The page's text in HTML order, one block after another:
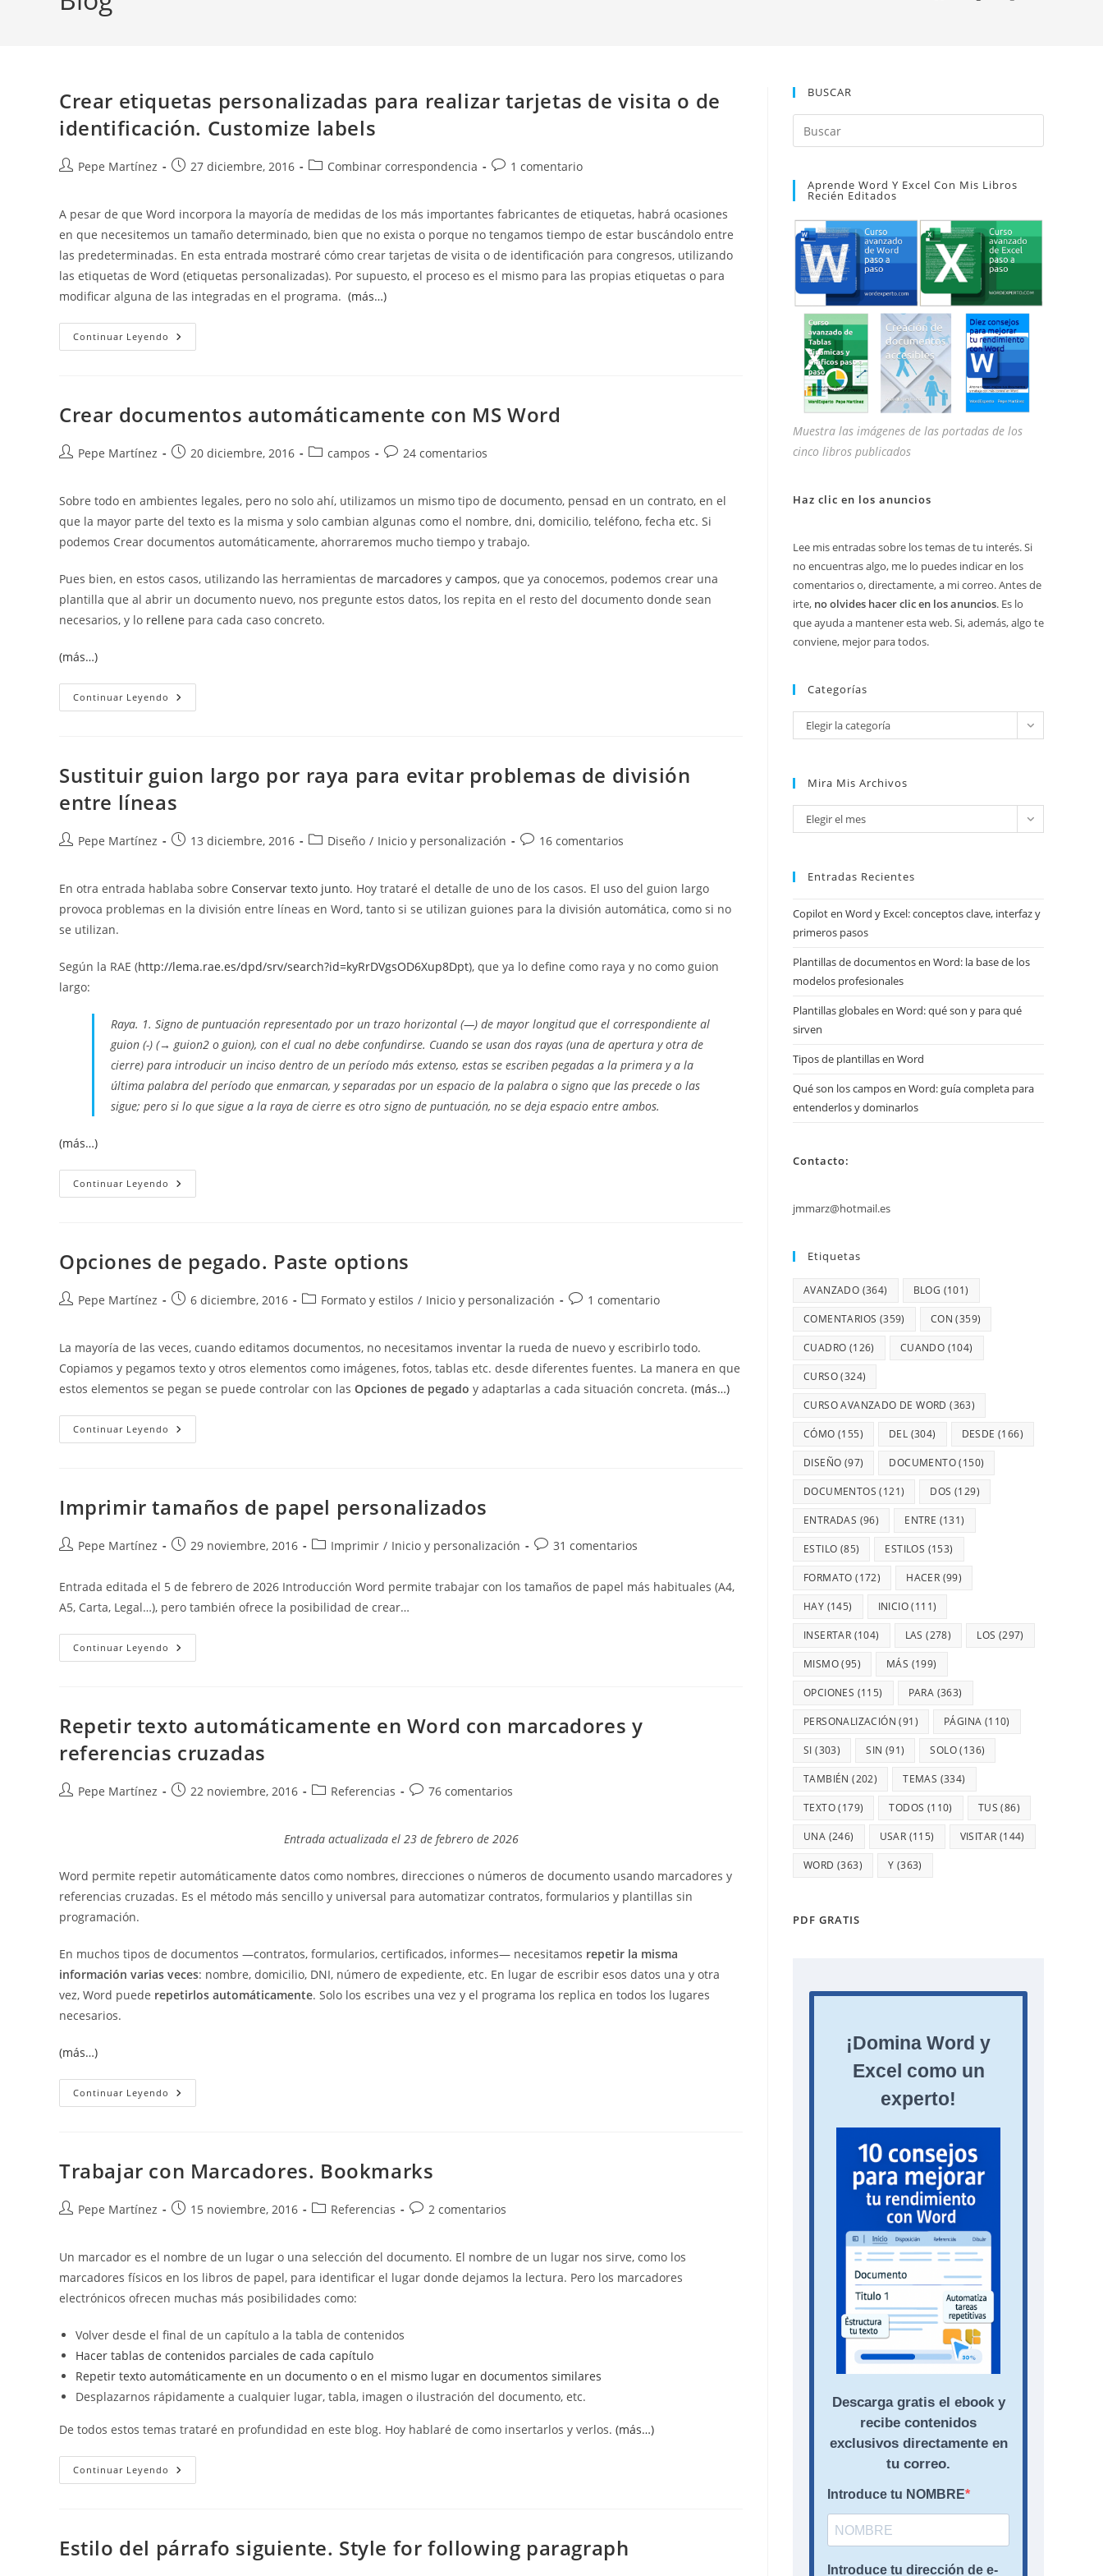
Crear etiquetas personalizadas para realizar tarjetas de visita o de
identificación. Customize labels
Autor
entrada:
Pepe Martínez
Publicación
entrada:
27 diciembre, 2016
Categoría
entrada:
Combinar correspondencia
Comentarios
entrada:
1 comentario
A pesar de que Word incorpora la mayoría de medidas de los más importantes fabricantes de etiquetas, habrá ocasiones
en que necesitemos un tamaño determinado, bien que no exista o porque no tengamos tiempo de estar buscándolo entre
las predeterminadas. En esta entrada mostraré cómo crear tarjetas de visita o de identificación para congresos, utilizando
las etiquetas de Word (etiquetas personalizadas). Por supuesto, el proceso es el mismo para las propias etiquetas o para
modificar alguna de las integradas en el programa. (más…)
Continuar Leyendo Crear
Etiquetas
Visita
Identificación.
Customize
Crear documentos automáticamente con MS Word
Autor
entrada:
Pepe Martínez
Publicación
entrada:
20 diciembre, 2016
Categoría
entrada:
campos
Comentarios
entrada:
24 comentarios
Sobre todo en ambientes legales, pero no solo ahí, utilizamos un mismo tipo de documento, pensad en un contrato, en el
que la mayor parte del texto es la misma y solo cambian algunas como el nombre, dni, domicilio, teléfono, fecha etc. Si
podemos Crear documentos automáticamente, ahorraremos mucho tiempo y trabajo.
Pues bien, en estos casos, utilizando las herramientas de marcadores y campos, que ya conocemos, podemos crear una
plantilla que al abrir un documento nuevo, nos pregunte estos datos, los repita en el resto del documento donde sean
necesarios, y lo rellene para cada caso concreto.
(más…)
Continuar Leyendo Crear
Documentos
Sustituir guion largo por raya para evitar problemas de división
entre líneas
Autor
entrada:
Pepe Martínez
Publicación
entrada:
13 diciembre, 2016
Categoría
entrada:
Diseño / Inicio y personalización
Comentarios
entrada:
16 comentarios
En otra entrada hablaba sobre Conservar texto junto. Hoy trataré el detalle de uno de los casos. El uso del guion largo
provoca problemas en la división entre líneas en Word, tanto si se utilizan guiones para la división automática, como si no
se utilizan.
Según la RAE (http://lema.rae.es/dpd/srv/search?id=kyRrDVgsOD6Xup8Dpt), que ya lo define como raya y no como guion
largo:
Raya. 1. Signo de puntuación representado por un trazo horizontal (—) de mayor longitud que el correspondiente al
guion (-) (→ guion2 o guion), con el cual no debe confundirse. Cuando se usan dos rayas (una de apertura y otra de
cierre) para introducir un inciso dentro de un período más extenso, estas se escriben pegadas a la primera y a la
última palabra del período que enmarcan, y separadas por un espacio de la palabra o signo que las precede o las
sigue; pero si lo que sigue a la raya de cierre es otro signo de puntuación, no se deja espacio entre ambos.
(más…)
Continuar Leyendo Sustituir
Guion
Problemas
Entre
Líneas
Opciones de pegado. Paste options
Autor
entrada:
Pepe Martínez
Publicación
entrada:
6 diciembre, 2016
Categoría
entrada:
Formato y estilos / Inicio y personalización
Comentarios
entrada:
1 comentario
La mayoría de las veces, cuando editamos documentos, no necesitamos inventar la rueda de nuevo y escribirlo todo.
Copiamos y pegamos texto y otros elementos como imágenes, fotos, tablas etc. desde diferentes fuentes. La manera en que
estos elementos se pegan se puede controlar con las Opciones de pegado y adaptarlas a cada situación concreta. (más…)
Continuar Leyendo Opciones
De
Imprimir tamaños de papel personalizados
Autor
la
entrada:
Pepe Martínez
Publicación
la
entrada:
29 noviembre, 2016
Categoría
la
entrada:
Imprimir / Inicio y personalización
Comentarios
entrada:
31 comentarios
Entrada editada el 5 de febrero de 2026 Introducción Word permite trabajar con los tamaños de papel más habituales (A4,
A5, Carta, Legal…), pero también ofrece la posibilidad de crear…
Continuar Leyendo Imprimir
Tamaños
Repetir texto automáticamente en Word con marcadores y
referencias cruzadas
AutorPepe Martínez
Publicación
22 noviembre, 2016
Categoría
entrada:
Referencias
Comentarios
entrada:
76 comentarios
Entrada actualizada el 23 de febrero de 2026
Word permite repetir automáticamente datos como nombres, direcciones o números de documento usando marcadores y
referencias cruzadas. Es el método más sencillo y universal para automatizar contratos, formularios y plantillas sin
programación.
En muchos tipos de documentos —contratos, formularios, certificados, informes— necesitamos repetir la misma
información varias veces: nombre, domicilio, DNI, número de expediente, etc. En lugar de escribir esos datos una y otra
vez, Word puede repetirlos automáticamente. Solo los escribes una vez y el programa los replica en todos los lugares
necesarios.
(más…)
Continuar Leyendo Repetir
Texto
Marcadores
Y
Trabajar con Marcadores. Bookmarks
Autor
entrada:
Pepe Martínez
Publicación
entrada:
15 noviembre, 2016
Categoría
entrada:
Referencias
Comentarios
entrada:
2 comentarios
Un marcador es el nombre de un lugar o una selección del documento. El nombre de un lugar nos sirve, como los
marcadores físicos en los libros de papel, para identificar el lugar donde dejamos la lectura. Pero los marcadores
electrónicos ofrecen muchas más posibilidades como:
Volver desde el final de un capítulo a la tabla de contenidos
Hacer tablas de contenidos parciales de cada capítulo
Repetir texto automáticamente en un documento o en el mismo lugar en documentos similares
Desplazarnos rápidamente a cualquier lugar, tabla, imagen o ilustración del documento, etc.
De todos estos temas trataré en profundidad en este blog. Hoy hablaré de como insertarlos y verlos. (más…)
Continuar Leyendo Trabajar
Con
Estilo del párrafo siguiente. Style for following paragraph
BUSCAR
Escape
Aprende Word Y Excel Con Mis Libros
Recién Editados
Muestra las imágenes de las portadas de los
cinco libros publicados
Haz clic en los anuncios
Lee mis entradas sobre los temas de tu interés. Si
no encuentras algo, me lo puedes indicar en los
comentarios o, directamente, a mi correo. Antes de
irte, no olvides hacer clic en los anuncios. Es lo
que ayuda a mantener esta web. Si, además, algo te
conviene, mejor para todos.
Categorías
Categorías
Elegir la categoría
Mira Mis Archivos
Mira
mis
Elegir el mes
Entradas Recientes
Copilot en Word y Excel: conceptos clave, interfaz y
primeros pasos
Plantillas de documentos en Word: la base de los
modelos profesionales
Plantillas globales en Word: qué son y para qué
sirven
Tipos de plantillas en Word
Qué son los campos en Word: guía completa para
entenderlos y dominarlos
Contacto:
jmmarz@hotmail.es
Etiquetas
AVANZADO (364) BLOG (101)
COMENTARIOS (359) CON (359)
CUADRO (126) CUANDO (104)
CURSO(324)
CURSO AVANZADO DE WORD (363)
CÓMO (155) DEL (304) DESDE (166)
DISEÑO (97) DOCUMENTO(150)
DOCUMENTOS (121) DOS (129)
ENTRADAS (96) ENTRE (131)
ESTILO (85) ESTILOS (153)
FORMATO (172) HACER (99)
HAY (145) INICIO(111)
INSERTAR (104) LAS (278) LOS (297)
MISMO(95) MÁS (199)
OPCIONES (115) PARA (363)
PERSONALIZACIÓN (91) PÁGINA (110)
SI (303) SIN (91) SOLO(136)
TAMBIÉN (202) TEMAS (334)
TEXTO(179) TODOS (110) TUS (86)
UNA (246) USAR (115) VISITAR (144)
WORD (363) Y (363)
PDF GRATIS